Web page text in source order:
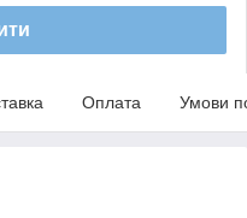
Оплата Умови